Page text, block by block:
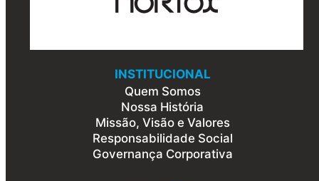
INSTITUCIONAL
Quem Somos
Nossa História
Missão, Visão e Valores
Responsabilidade Social
Governança Corporativa